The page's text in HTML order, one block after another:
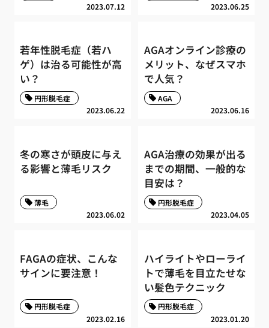
2023.07.12 2023.06.25
若年性脱毛症（若ハ
ゲ）は治る可能性が高
い？
2023.06.22
円形脱毛症
AGAオンライン診療の
メリット、なぜスマホ
で人気？
2023.06.16
AGA
冬の寒さが頭皮に与え
る影響と薄毛リスク
2023.06.02
薄毛
AGA治療の効果が出る
までの期間、一般的な
目安は？
2023.04.05
円形脱毛症
FAGAの症状、こんな
サインに要注意！
2023.02.16
円形脱毛症
ハイライトやローライ
トで薄毛を目立たせな
い髪色テクニック
2023.01.20
円形脱毛症